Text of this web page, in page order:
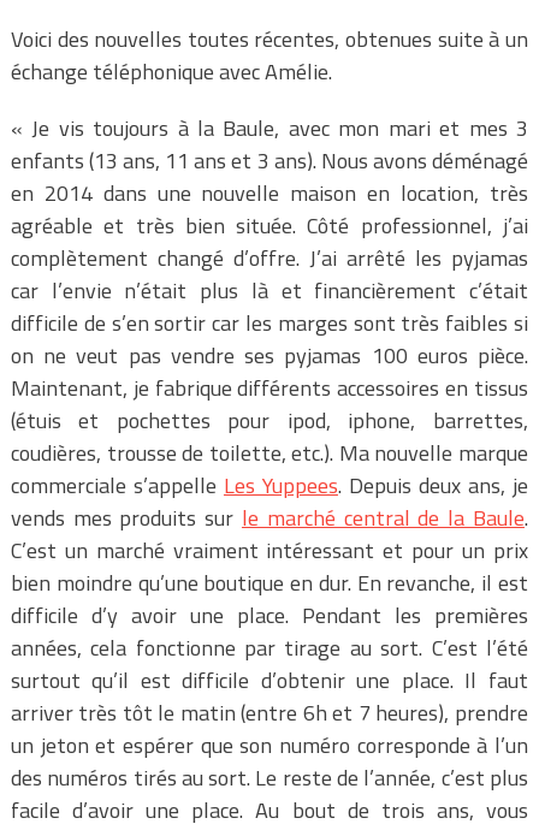
Voici des nouvelles toutes récentes, obtenues suite à un
échange téléphonique avec Amélie.
« Je vis toujours à la Baule, avec mon mari et mes 3
enfants (13 ans, 11 ans et 3 ans). Nous avons déménagé
en 2014 dans une nouvelle maison en location, très
agréable et très bien située. Côté professionnel, j’ai
complètement changé d’offre. J’ai arrêté les pyjamas
car l’envie n’était plus là et financièrement c’était
difficile de s’en sortir car les marges sont très faibles si
on ne veut pas vendre ses pyjamas 100 euros pièce.
Maintenant, je fabrique différents accessoires en tissus
(étuis et pochettes pour ipod, iphone, barrettes,
coudières, trousse de toilette, etc.). Ma nouvelle marque
commerciale s’appelle Les Yuppees. Depuis deux ans, je
vends mes produits sur le marché central de la Baule.
C’est un marché vraiment intéressant et pour un prix
bien moindre qu’une boutique en dur. En revanche, il est
difficile d’y avoir une place. Pendant les premières
années, cela fonctionne par tirage au sort. C’est l’été
surtout qu’il est difficile d’obtenir une place. Il faut
arriver très tôt le matin (entre 6h et 7 heures), prendre
un jeton et espérer que son numéro corresponde à l’un
des numéros tirés au sort. Le reste de l’année, c’est plus
facile d’avoir une place. Au bout de trois ans, vous